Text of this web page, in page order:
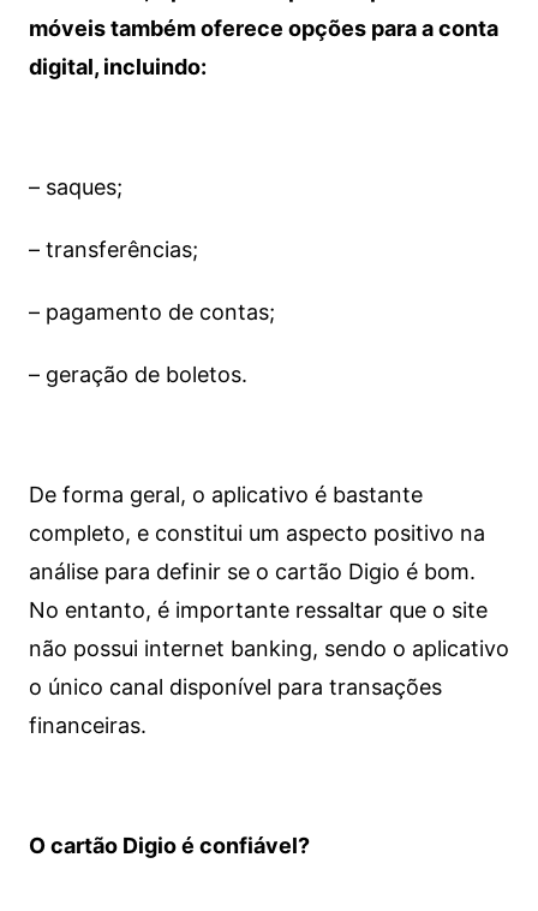
móveis também oferece opções para a conta
digital, incluindo:
– saques;
– transferências;
– pagamento de contas;
– geração de boletos.
De forma geral, o aplicativo é bastante
completo, e constitui um aspecto positivo na
análise para definir se o cartão Digio é bom.
No entanto, é importante ressaltar que o site
não possui internet banking, sendo o aplicativo
o único canal disponível para transações
financeiras.
O cartão Digio é confiável?